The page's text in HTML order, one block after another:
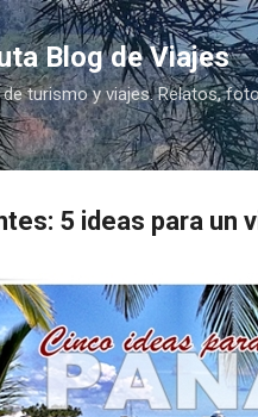
Ir al
Blog de Viajes
de turismo y viajes. Relatos,
5 ideas para un